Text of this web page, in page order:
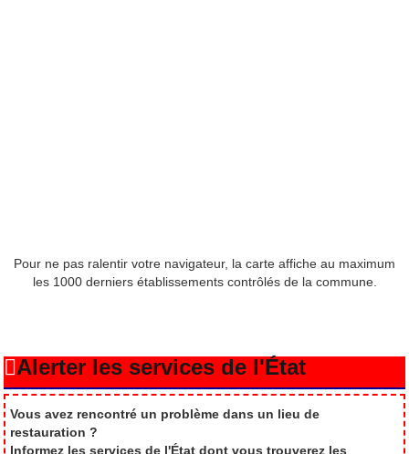
Pour ne pas ralentir votre navigateur, la carte affiche au maximum
les 1000 derniers établissements contrôlés de la commune.
Alerter les services de l'État
Vous avez rencontré un problème dans un lieu de
restauration ?
Informez les services de l'État dont vous trouverez les